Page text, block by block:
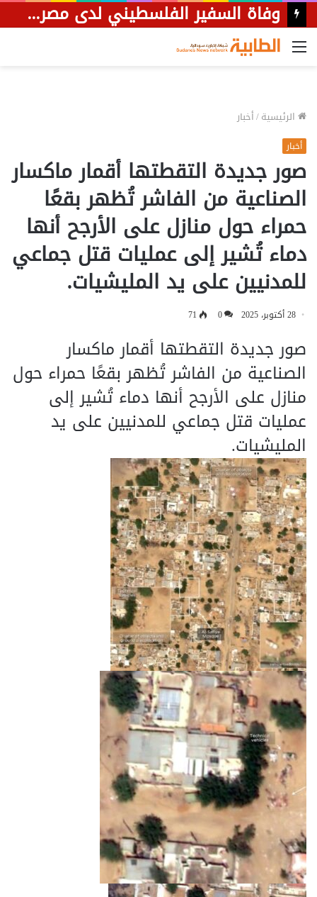
القائمة
الرئيسية/أخبار
أخبار
صور جديدة التقطتها أقمار ماكسار
الصناعية من الفاشر تُظهر بقعًا
حمراء حول منازل على الأرجح أنها
دماء تُشير إلى عمليات قتل جماعي
للمدنيين على يد المليشيات.
28 أكتوبر، 2025 0
71
صور جديدة التقطتها أقمار ماكسار
الصناعية من الفاشر تُظهر بقعًا حمراء حول
منازل على الأرجح أنها دماء تُشير إلى
عمليات قتل جماعي للمدنيين على يد
المليشيات.